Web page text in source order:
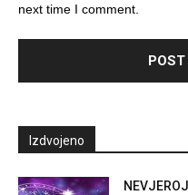
next time I comment.
Izdvojeno